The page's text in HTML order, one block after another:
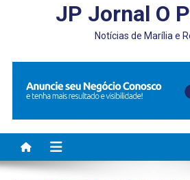
JP Jornal O
Notícias de Marília e